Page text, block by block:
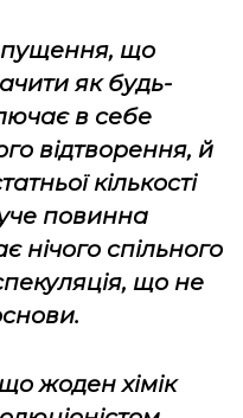
що
як будь-
в себе
відтворення, й
кількості
повинна
нічого спільного
що не
жоден хімік